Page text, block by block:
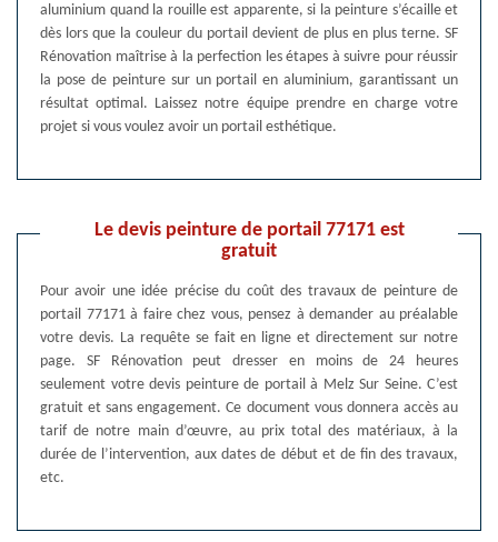
aluminium quand la rouille est apparente, si la peinture s’écaille et
dès lors que la couleur du portail devient de plus en plus terne. SF
Rénovation maîtrise à la perfection les étapes à suivre pour réussir
la pose de peinture sur un portail en aluminium, garantissant un
résultat optimal. Laissez notre équipe prendre en charge votre
projet si vous voulez avoir un portail esthétique.
Le devis peinture de portail 77171 est
gratuit
Pour avoir une idée précise du coût des travaux de peinture de
portail 77171 à faire chez vous, pensez à demander au préalable
votre devis. La requête se fait en ligne et directement sur notre
page. SF Rénovation peut dresser en moins de 24 heures
seulement votre devis peinture de portail à Melz Sur Seine. C’est
gratuit et sans engagement. Ce document vous donnera accès au
tarif de notre main d’œuvre, au prix total des matériaux, à la
durée de l’intervention, aux dates de début et de fin des travaux,
etc.